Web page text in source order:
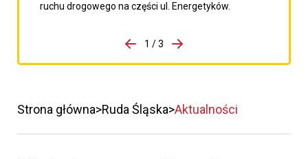
ruchu drogowego na części ul. Energetyków.
porzpedniego komunikatu
1 / 3
Przejdź do następnego
Strona główna Ruda Śląska Aktualności